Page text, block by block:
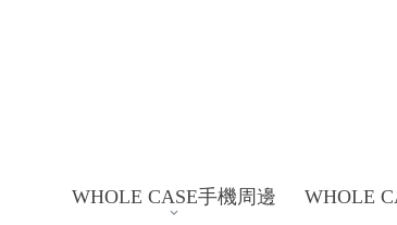
WHOLE CASE手機周邊 WHOLE